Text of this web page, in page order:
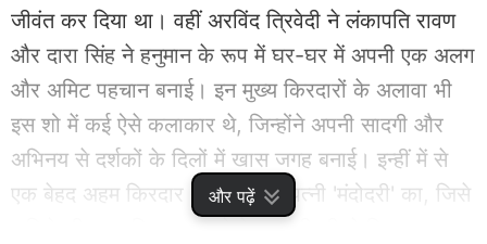
और पढ़ें
जीवंत कर दिया था। वहीं अरविंद त्रिवेदी ने लंकापति रावण
और दारा सिंह ने हनुमान के रूप में घर-घर में अपनी एक अलग
और अमिट पहचान बनाई। इन मुख्य किरदारों के अलावा भी
इस शो में कई ऐसे कलाकार थे, जिन्होंने अपनी सादगी और
अभिनय से दर्शकों के दिलों में खास जगह बनाई। इन्हीं में से
एक बेहद अहम किरदार था रावण की पत्नी 'मंदोदरी' का, जिसे
अभिनेत्री अपराजिता भूषण ने बेहद संजीदगी से निभाया था।